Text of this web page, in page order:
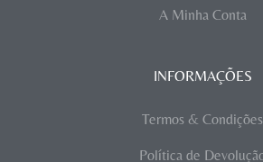
A Minha Conta
INFORMAÇÕES
Termos & Condições
Política de